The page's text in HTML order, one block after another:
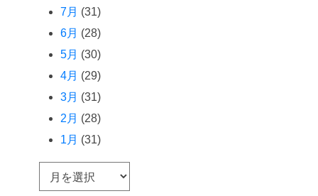
7月 (31)
6月 (28)
5月 (30)
4月 (29)
3月 (31)
2月 (28)
1月 (31)
ー